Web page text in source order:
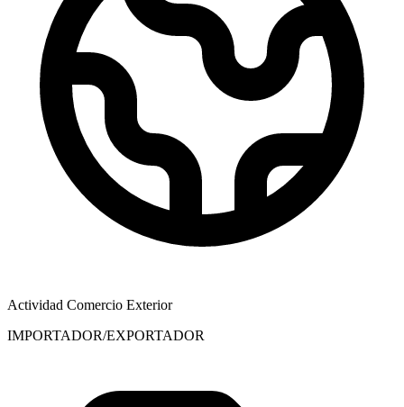
Actividad Comercio Exterior
IMPORTADOR/EXPORTADOR